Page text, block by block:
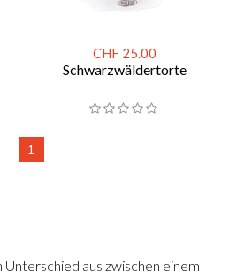
CHF 25.00
Schwarzwäldertorte
1
aus zwischen einem